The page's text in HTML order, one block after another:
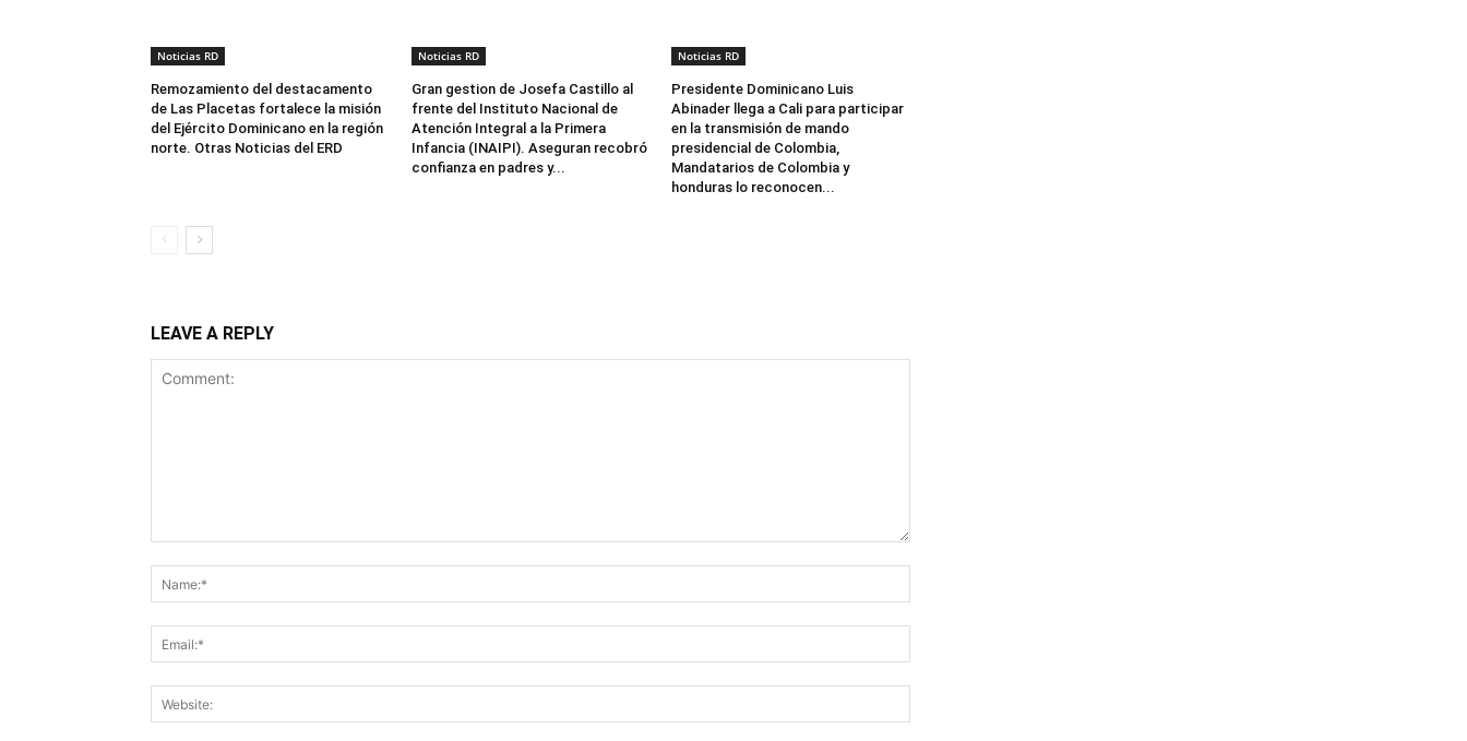
Noticias RD
Remozamiento del destacamento
de Las Placetas fortalece la misión
del Ejército Dominicano en la región
norte. Otras Noticias del ERD
Noticias RD
Gran gestion de Josefa Castillo al
frente del Instituto Nacional de
Atención Integral a la Primera
Infancia (INAIPI). Aseguran recobró
confianza en padres y...
Noticias RD
Presidente Dominicano Luis
Abinader llega a Cali para participar
en la transmisión de mando
presidencial de Colombia,
Mandatarios de Colombia y
honduras lo reconocen...
LEAVE A REPLY